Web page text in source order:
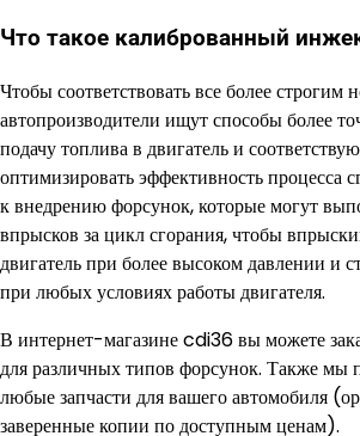
Что такое калиброванный
Чтобы соответствовать все более строгим
автопроизводители ищут способы более
подачу топлива в двигатель и
оптимизировать эффективность процесса
к внедрению форсунок, которые могут
впрысков за цикл сгорания, чтобы
двигатель при более высоком давлении и
при любых условиях работы двигателя.
В интернет-магазине cdi36 вы можете
для различных типов форсунок. Также мы
любые запчасти для вашего автомобиля
заверенные копии по доступным ценам).